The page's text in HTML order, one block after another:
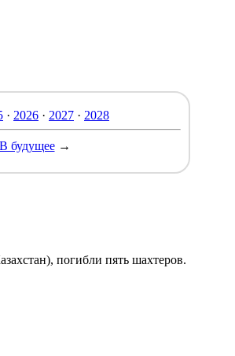
· 2026 · 2027 · 2028
В будущее→
погибли пять шахтеров.